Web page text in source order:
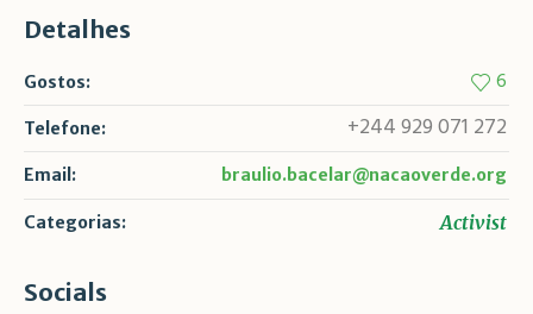
Detalhes
Gostos: 6
Telefone: +244 929 071 272
Email: braulio.bacelar@nacaoverde.org
Categorias: Activist
Socials